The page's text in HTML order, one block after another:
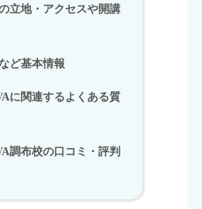
立地・アクセスや開講
ど基本情報
に関連するよくある質
調布校の口コミ・評判